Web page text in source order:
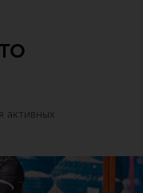
активных